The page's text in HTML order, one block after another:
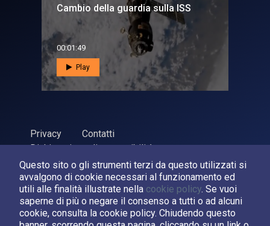
Questo sito o gli strumenti terzi da questo utilizzati si
avvalgono di cookie necessari al funzionamento ed
utili alle finalità illustrate nella cookie policy. Se vuoi
saperne di più o negare il consenso a tutti o ad alcuni
cookie, consulta la cookie policy. Chiudendo questo
Cambio della guardia sulla ISS
00:01:49
Play
Privacy
Contatti
Dichiarazione di accessibilità
ASI Agenzia Spaziale Italiana, 2026. P.Iva 03638121008
Sviluppato daLPM
Seguici su: